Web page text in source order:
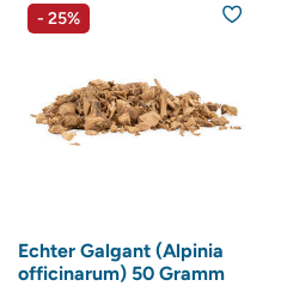
- 25%
Echter Galgant (Alpinia
officinarum) 50 Gramm